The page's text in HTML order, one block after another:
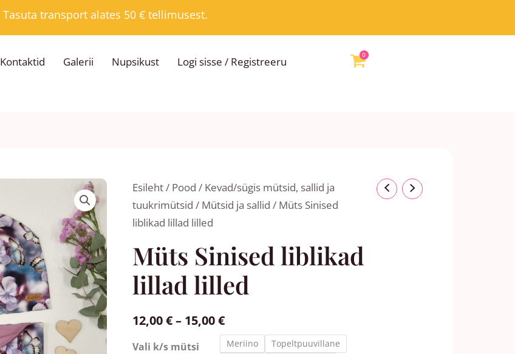
Tasuta transport alates 50 € tellimusest.
Kontaktid Galerii Nupsikust Logi sisse / Registreeru 0
Esileht/ Pood / Kevad/sügis mütsid, sallid ja
tuukrimütsid / Mütsid ja sallid / Müts Sinised
liblikad lillad lilled
Müts Sinised liblikad
lillad lilled
12,00€– 15,00€
Hinnavahemik:
12,00 €
Vali k/s mütsi
Meriino
Topeltpuuvillane
Müts
Sinised
liblikad
lilled
kogus